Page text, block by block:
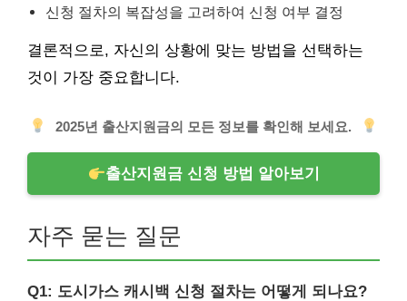
신청 절차의 복잡성을 고려하여 신청 여부 결정
결론적으로, 자신의 상황에 맞는 방법을 선택하는
것이 가장 중요합니다.
2025년 출산지원금의 모든 정보를 확인해 보세요.
출산지원금 신청 방법 알아보기
자주 묻는 질문
Q1: 도시가스 캐시백 신청 절차는 어떻게 되나요?